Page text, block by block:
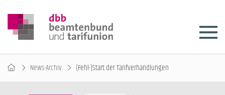
News-Archiv (Fehl-)Start der Tarifverhandlungen